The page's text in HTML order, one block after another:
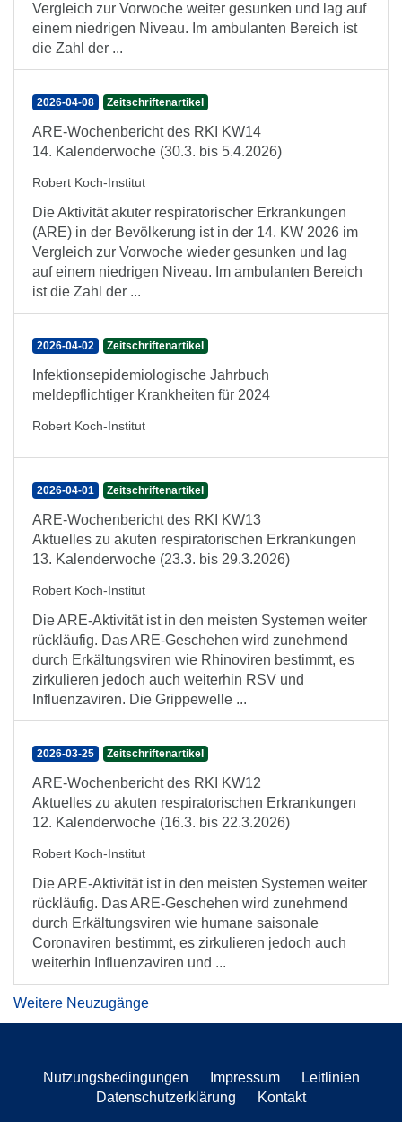
Vergleich zur Vorwoche weiter gesunken und lag auf
einem niedrigen Niveau. Im ambulanten Bereich ist
die Zahl der ...
2026-04-08 Zeitschriftenartikel
ARE-Wochenbericht des RKI KW14
14. Kalenderwoche (30.3. bis 5.4.2026)
Robert Koch-Institut
Die Aktivität akuter respiratorischer Erkrankungen
(ARE) in der Bevölkerung ist in der 14. KW 2026 im
Vergleich zur Vorwoche wieder gesunken und lag
auf einem niedrigen Niveau. Im ambulanten Bereich
ist die Zahl der ...
2026-04-02 Zeitschriftenartikel
Infektionsepidemiologische Jahrbuch
meldepflichtiger Krankheiten für 2024
Robert Koch-Institut
2026-04-01 Zeitschriftenartikel
ARE-Wochenbericht des RKI KW13
Aktuelles zu akuten respiratorischen Erkrankungen
13. Kalenderwoche (23.3. bis 29.3.2026)
Robert Koch-Institut
Die ARE-Aktivität ist in den meisten Systemen weiter
rückläufig. Das ARE-Geschehen wird zunehmend
durch Erkältungsviren wie Rhinoviren bestimmt, es
zirkulieren jedoch auch weiterhin RSV und
Influenzaviren. Die Grippewelle ...
2026-03-25 Zeitschriftenartikel
ARE-Wochenbericht des RKI KW12
Aktuelles zu akuten respiratorischen Erkrankungen
12. Kalenderwoche (16.3. bis 22.3.2026)
Robert Koch-Institut
Die ARE-Aktivität ist in den meisten Systemen weiter
rückläufig. Das ARE-Geschehen wird zunehmend
durch Erkältungsviren wie humane saisonale
Coronaviren bestimmt, es zirkulieren jedoch auch
weiterhin Influenzaviren und ...
Weitere Neuzugänge
Nutzungsbedingungen Impressum
Leitlinien
Datenschutzerklärung
Kontakt